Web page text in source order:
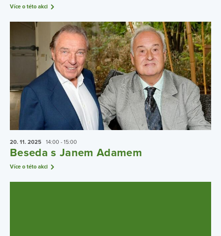
Více o této akci
20. 11. 2025 14:00 - 15:00
Beseda s Janem Adamem
Více o této akci